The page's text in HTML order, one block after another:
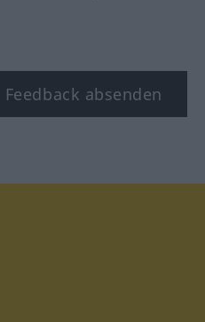
Feedback absenden